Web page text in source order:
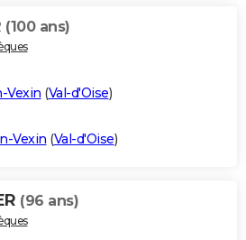
(100 ans)
Vexin (Val-d'Oise)
Vexin (Val-d'Oise)
(96 ans)